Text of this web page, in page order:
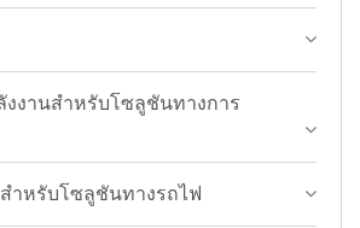
งงานสำหรับโซลูชันทางการ
ำหรับโซลูชันทางรถไฟ